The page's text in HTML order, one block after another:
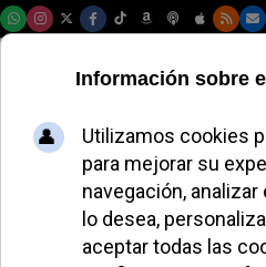
La
Curas de